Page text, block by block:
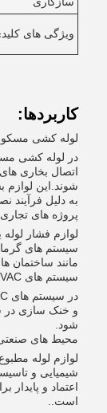
ویژگی های
کاربردها:
لوله کشی
در لوله کشی
اتصال بخاری
شوند.این لوازم
به دلیل فرآیند
پروژه های تجاری
لوازم فشار لوله
سیستم های
مانند ساختمان
سیستم های HVAC
و خنک سازی در
شود.
محیط های
لوازم لوله
شیمیایی و
اعتماد و
است..